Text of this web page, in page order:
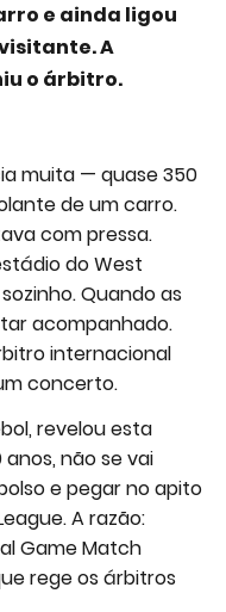
e ainda ligou
A
o árbitro.
muita — quase 350
de um carro.
com pressa.
do West
Quando as
acompanhado.
internacional
concerto.
revelou esta
não se vai
e pegar no apito
A razão:
Game Match
rege os árbitros